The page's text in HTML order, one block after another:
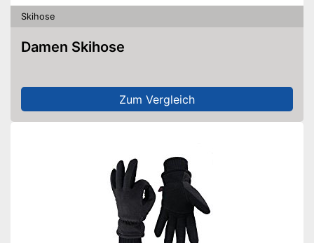
Skihose
Damen Skihose
Zum Vergleich